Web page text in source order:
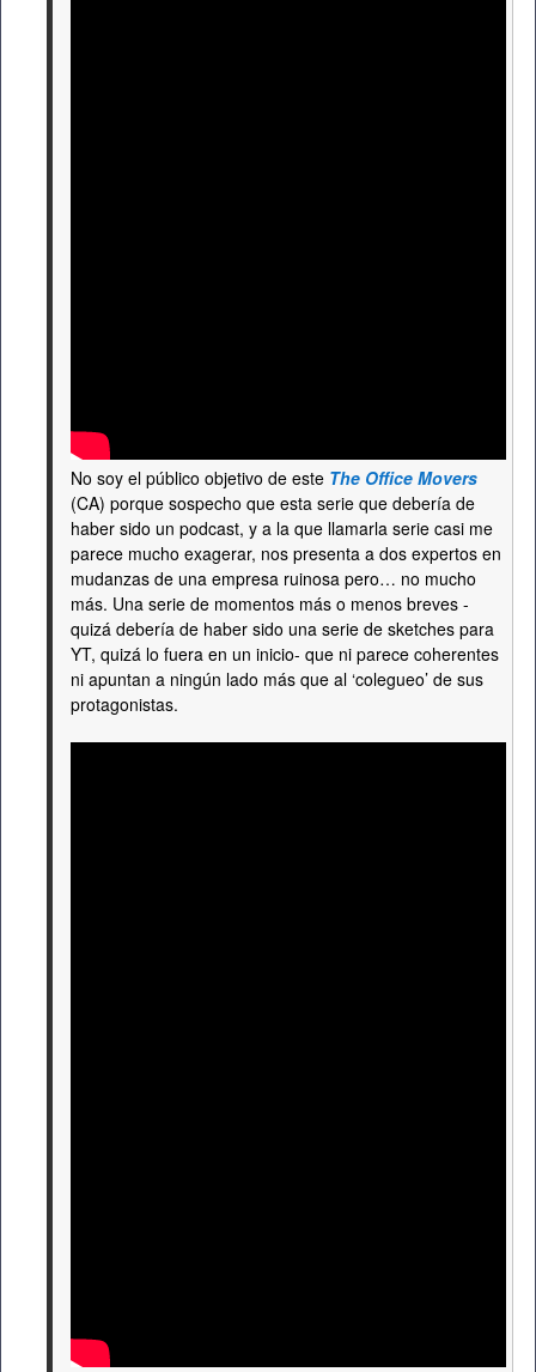
No soy el público objetivo de este The Office Movers
(CA) porque sospecho que esta serie que debería de
haber sido un podcast, y a la que llamarla serie casi me
parece mucho exagerar, nos presenta a dos expertos en
mudanzas de una empresa ruinosa pero… no mucho
más. Una serie de momentos más o menos breves -
quizá debería de haber sido una serie de sketches para
YT, quizá lo fuera en un inicio- que ni parece coherentes
ni apuntan a ningún lado más que al ‘colegueo’ de sus
protagonistas.